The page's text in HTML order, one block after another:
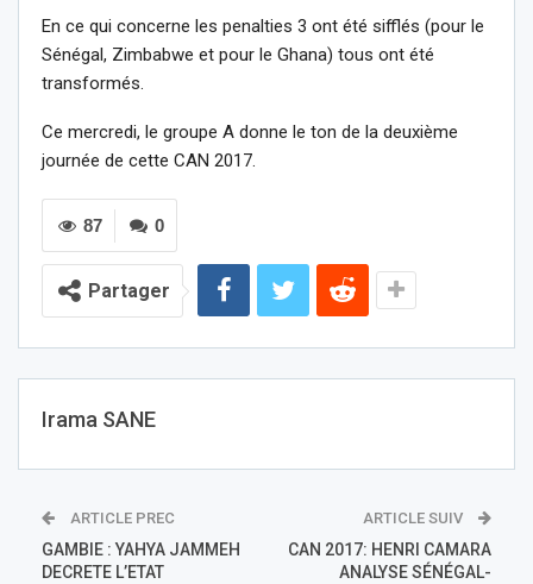
En ce qui concerne les penalties 3 ont été sifflés (pour le
Sénégal, Zimbabwe et pour le Ghana) tous ont été
transformés.
Ce mercredi, le groupe A donne le ton de la deuxième
journée de cette CAN 2017.
0
87
Partager
Irama SANE
ARTICLE PREC
GAMBIE : YAHYA JAMMEH
DECRETE L’ETAT
ARTICLE SUIV
CAN 2017: HENRI CAMARA
ANALYSE SÉNÉGAL-